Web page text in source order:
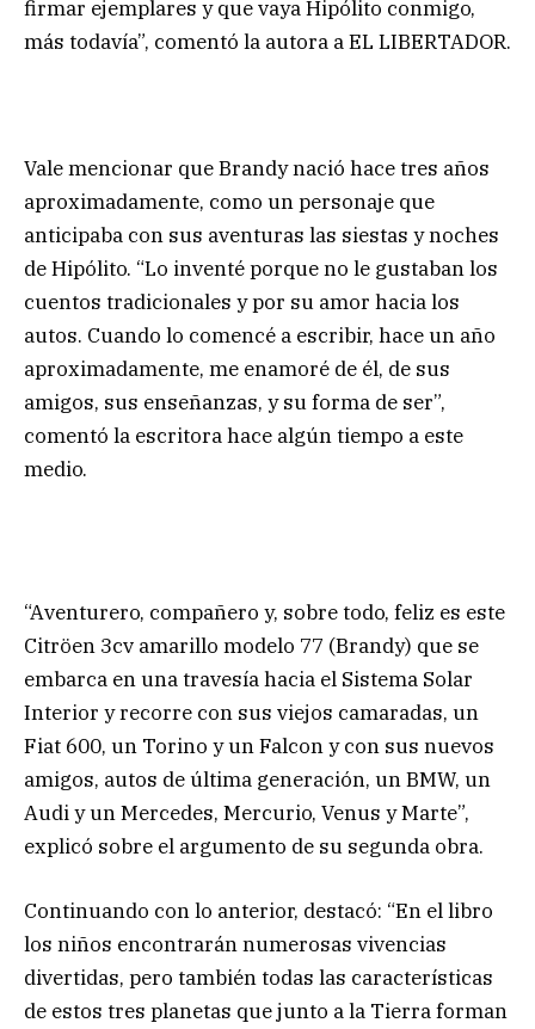
firmar ejemplares y que vaya Hipólito conmigo,
más todavía”, comentó la autora a EL LIBERTADOR.
Vale mencionar que Brandy nació hace tres años
aproximadamente, como un personaje que
anticipaba con sus aventuras las siestas y noches
de Hipólito. “Lo inventé porque no le gustaban los
cuentos tradicionales y por su amor hacia los
autos. Cuando lo comencé a escribir, hace un año
aproximadamente, me enamoré de él, de sus
amigos, sus enseñanzas, y su forma de ser”,
comentó la escritora hace algún tiempo a este
medio.
“Aventurero, compañero y, sobre todo, feliz es este
Citröen 3cv amarillo modelo 77 (Brandy) que se
embarca en una travesía hacia el Sistema Solar
Interior y recorre con sus viejos camaradas, un
Fiat 600, un Torino y un Falcon y con sus nuevos
amigos, autos de última generación, un BMW, un
Audi y un Mercedes, Mercurio, Venus y Marte”,
explicó sobre el argumento de su segunda obra.
Continuando con lo anterior, destacó: “En el libro
los niños encontrarán numerosas vivencias
divertidas, pero también todas las características
de estos tres planetas que junto a la Tierra forman